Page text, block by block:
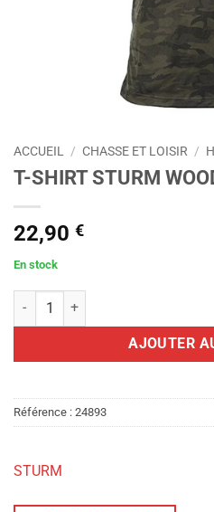
ACCUEIL / CHASSE ET LOISIR /
T-SHIRT STURM
22,90 €
En stock
quantité de T-SHIRT STURM
AJOUTER
Référence : 24893
STURM